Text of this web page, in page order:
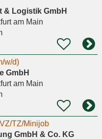
& Logistik GmbH
am Main
w/d)
GmbH
am Main
TZ/Minijob
GmbH & Co. KG